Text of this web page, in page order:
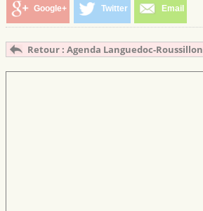
Google+ Twitter Email
Retour : Agenda Languedoc-Roussillon